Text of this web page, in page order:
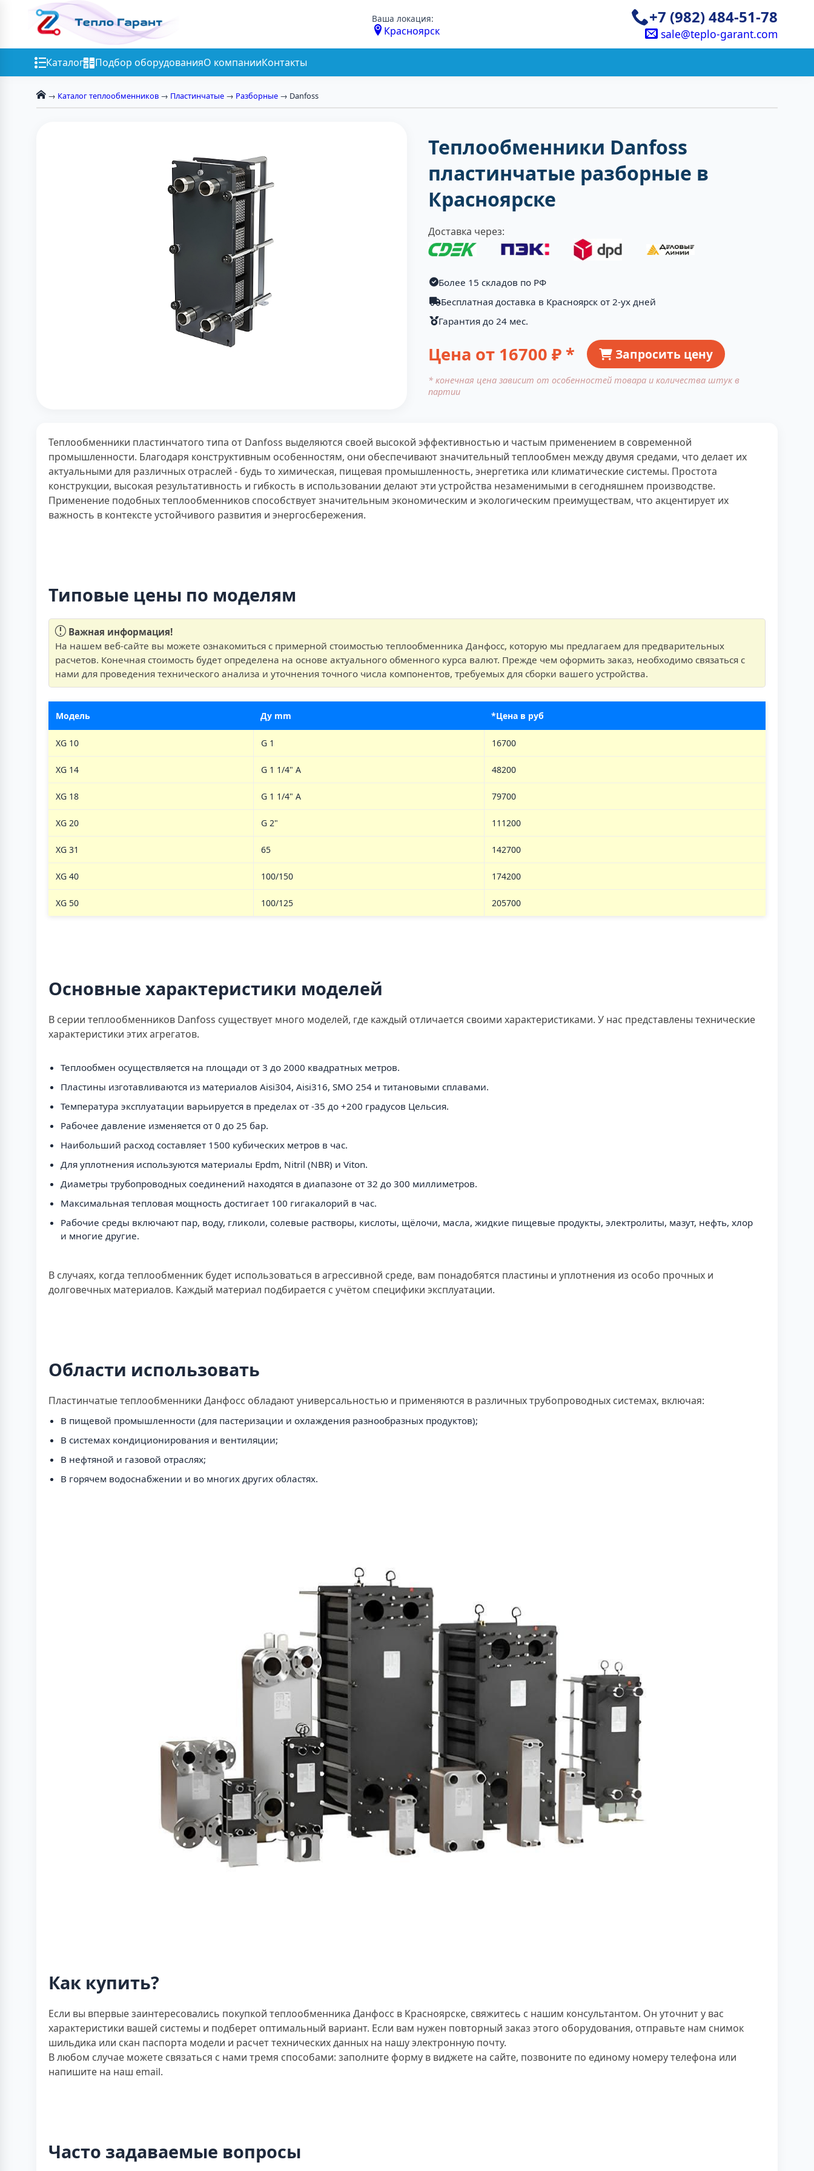
Ваша локация:
Красноярск
+7 (982) 484-51-78
sale@teplo-garant.com
Каталог Подбор оборудованияО компанииКонтакты
→ Каталог теплообменников → Пластинчатые → Разборные → Danfoss
Теплообменники Danfoss
пластинчатые разборные в
Красноярске
Доставка через:
Более 15 складов по РФ
Бесплатная доставка в Красноярск от 2-ух дней
Гарантия до 24 мес.
Цена от 16700 ₽ * Запросить цену
* конечная цена зависит от особенностей товара и количества штук в
партии
Теплообменники пластинчатого типа от Danfoss выделяются своей высокой эффективностью и частым применением в современной
промышленности. Благодаря конструктивным особенностям, они обеспечивают значительный теплообмен между двумя средами, что делает их
актуальными для различных отраслей - будь то химическая, пищевая промышленность, энергетика или климатические системы. Простота
конструкции, высокая результативность и гибкость в использовании делают эти устройства незаменимыми в сегодняшнем производстве.
Применение подобных теплообменников способствует значительным экономическим и экологическим преимуществам, что акцентирует их
важность в контексте устойчивого развития и энергосбережения.
Типовые цены по моделям
Важная информация!
На нашем веб-сайте вы можете ознакомиться с примерной стоимостью теплообменника Данфосс, которую мы предлагаем для предварительных
расчетов. Конечная стоимость будет определена на основе актуального обменного курса валют. Прежде чем оформить заказ, необходимо связаться с
нами для проведения технического анализа и уточнения точного числа компонентов, требуемых для сборки вашего устройства.
Модель Ду mm *Цена в руб
XG 10 G 1 16700
XG 14 G 1 1/4" A 48200
XG 18 G 1 1/4" A 79700
XG 20 G 2" 111200
XG 31 65 142700
XG 40 100/150 174200
XG 50 100/125 205700
Основные характеристики моделей
В серии теплообменников Danfoss существует много моделей, где каждый отличается своими характеристиками. У нас представлены технические
характеристики этих агрегатов.
Теплообмен осуществляется на площади от 3 до 2000 квадратных метров.
Пластины изготавливаются из материалов Aisi304, Aisi316, SMO 254 и титановыми сплавами.
Температура эксплуатации варьируется в пределах от -35 до +200 градусов Цельсия.
Рабочее давление изменяется от 0 до 25 бар.
Наибольший расход составляет 1500 кубических метров в час.
Для уплотнения используются материалы Epdm, Nitril (NBR) и Viton.
Диаметры трубопроводных соединений находятся в диапазоне от 32 до 300 миллиметров.
Максимальная тепловая мощность достигает 100 гигакалорий в час.
Рабочие среды включают пар, воду, гликоли, солевые растворы, кислоты, щёлочи, масла, жидкие пищевые продукты, электролиты, мазут, нефть, хлор
и многие другие.
В случаях, когда теплообменник будет использоваться в агрессивной среде, вам понадобятся пластины и уплотнения из особо прочных и
долговечных материалов. Каждый материал подбирается с учётом специфики эксплуатации.
Области использовать
Пластинчатые теплообменники Данфосс обладают универсальностью и применяются в различных трубопроводных системах, включая:
В пищевой промышленности (для пастеризации и охлаждения разнообразных продуктов);
В системах кондиционирования и вентиляции;
В нефтяной и газовой отраслях;
В горячем водоснабжении и во многих других областях.
Как купить?
Если вы впервые заинтересовались покупкой теплообменника Данфосс в Красноярске, свяжитесь с нашим консультантом. Он уточнит у вас
характеристики вашей системы и подберет оптимальный вариант. Если вам нужен повторный заказ этого оборудования, отправьте нам снимок
шильдика или скан паспорта модели и расчет технических данных на нашу электронную почту.
В любом случае можете связаться с нами тремя способами: заполните форму в виджете на сайте, позвоните по единому номеру телефона или
напишите на наш email.
Часто задаваемые вопросы